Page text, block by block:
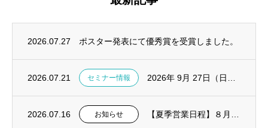
2026.07.27 ポスター発表にて優秀賞を受賞しました。
2026.07.21 セミナー情報 2026年 9月 27日（日）診療で活きる！TreLab実践ハンズオンセミナー in東...
2026.07.16 お知らせ 【夏季営業日程】８月１１～１４日は休業いたします。